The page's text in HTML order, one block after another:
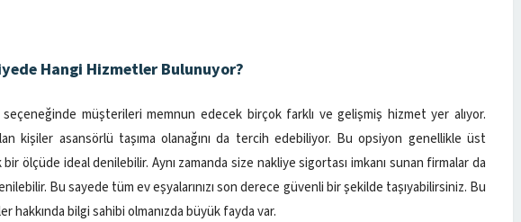
Hangi Hizmetler Bulunuyor?
seçeneğinde müşterileri memnun edecek birçok farklı ve gelişmiş hizmet yer alıyor.
kişiler asansörlü taşıma olanağını da tercih edebiliyor. Bu opsiyon genellikle üst
ölçüde ideal denilebilir. Aynı zamanda size nakliye sigortası imkanı sunan firmalar da
Bu sayede tüm ev eşyalarınızı son derece güvenli bir şekilde taşıyabilirsiniz. Bu
hakkında bilgi sahibi olmanızda büyük fayda var.